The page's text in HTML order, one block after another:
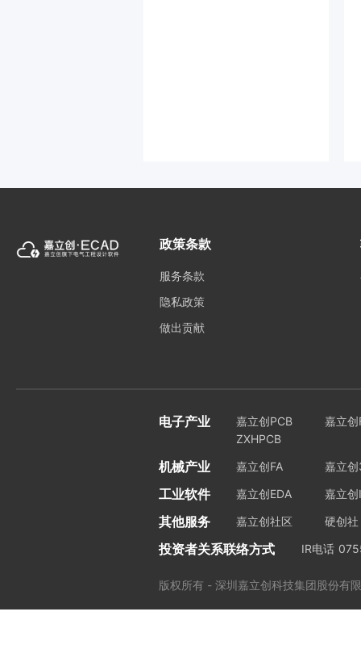
政策条款
服务条款
隐私政策
做出贡献
电子产业 嘉立创PCB
嘉立创
ZXHPCB
机械产业 嘉立创FA 嘉立
工业软件 嘉立创EDA 嘉立
其他服务 嘉立创社区 硬创社
投资者关系联络方式 IR电话
版权所有 - 深圳嘉立创科技集团股份有